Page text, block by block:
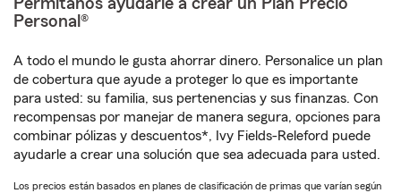
Permítanos ayudarle a crear un Plan Precio
Personal®
A todo el mundo le gusta ahorrar dinero. Personalice un plan
de cobertura que ayude a proteger lo que es importante
para usted: su familia, sus pertenencias y sus finanzas. Con
recompensas por manejar de manera segura, opciones para
combinar pólizas y descuentos*, Ivy Fields-Releford puede
ayudarle a crear una solución que sea adecuada para usted.
Los precios están basados en planes de clasificación de primas que varían según